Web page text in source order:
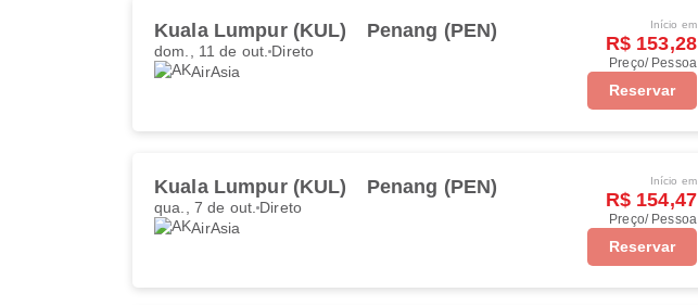
Kuala Lumpur (KUL) Penang (PEN)
dom., 11 de out. Direto
AirAsia
Início em
R$ 153,28
Preço/ Pessoa
Reservar
Kuala Lumpur (KUL) Penang (PEN)
qua., 7 de out. Direto
AirAsia
Início em
R$ 154,47
Preço/ Pessoa
Reservar